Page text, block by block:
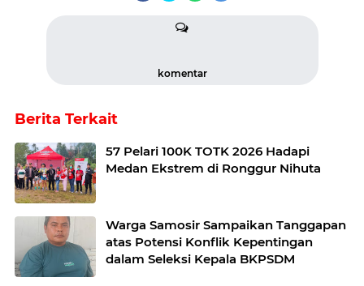
komentar
Berita Terkait
57 Pelari 100K TOTK 2026 Hadapi
Medan Ekstrem di Ronggur Nihuta
Warga Samosir Sampaikan Tanggapan
atas Potensi Konflik Kepentingan
dalam Seleksi Kepala BKPSDM